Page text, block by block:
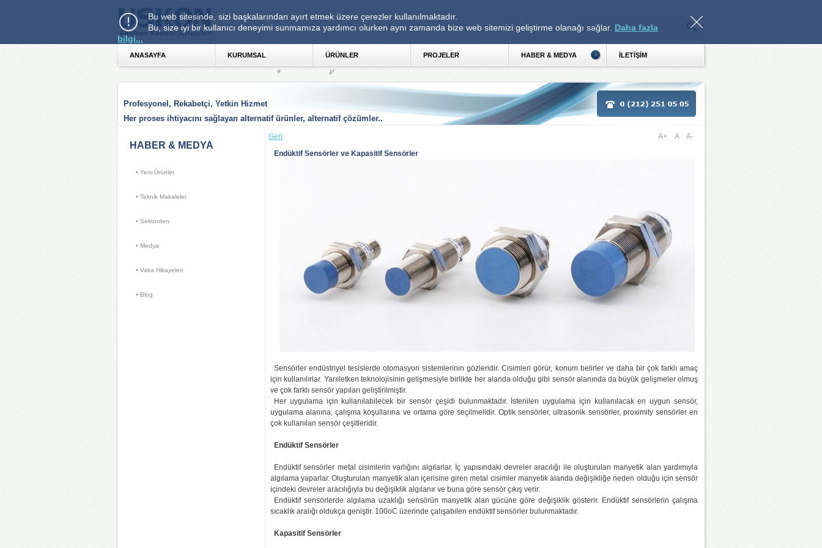
Bu web sitesinde, sizi başkalarından ayırt etmek üzere çerezler kullanılmaktadır.
Bu, size iyi bir kullanıcı deneyimi sunmamıza yardımcı olurken aynı zamanda bize web sitemizi geliştirme olanağı sağlar. Daha fazla
bilgi...
ANASAYFA KURUMSAL ÜRÜNLER PROJELER HABER & MEDYA İLETİŞİM
Profesyonel, Rekabetçi, Yetkin Hizmet
Her proses ihtiyacını sağlayan alternatif ürünler, alternatif çözümler..
HABER & MEDYA
• Yeni Ürünler
• Teknik Makaleler
• Sektörden
• Medya
• Vaka Hikayeleri
• Blog
Geri A+ A
A-
Endüktif Sensörler ve Kapasitif Sensörler
Sensörler endüstriyel tesislerde otomasyon sistemlerinin gözleridir. Cisimleri görür, konum belirler ve daha bir çok farklı amaç
için kullanılırlar. Yarıiletken teknolojisinin gelişmesiyle birlikte her alanda olduğu gibi sensör alanında da büyük gelişmeler olmuş
ve çok farklı sensör yapıları geliştirilmiştir.
Her uygulama için kullanılabilecek bir sensör çeşidi bulunmaktadır. İstenilen uygulama için kullanılacak en uygun sensör,
uygulama alanına, çalışma koşullarına ve ortama göre seçilmelidir. Optik sensörler, ultrasonik sensörler, proximity sensörler en
çok kullanılan sensör çeşitleridir.
Endüktif Sensörler
Endüktif sensörler metal cisimlerin varlığını algılarlar. İç yapısındaki devreler aracılığı ile oluşturulan manyetik alan yardımıyla
algılama yaparlar. Oluşturulan manyetik alan içerisine giren metal cisimler manyetik alanda değişikliğe neden olduğu için sensör
içindeki devreler aracılığıyla bu değişiklik algılanır ve buna göre sensör çıkış verir.
Endüktif sensörlerde algılama uzaklığı sensörün manyetik alan gücüne göre değişiklik gösterir. Endüktif sensörlerin çalışma
sıcaklık aralığı oldukça geniştir. 100oC üzerinde çalışabilen endüktif sensörler bulunmaktadır.
Kapasitif Sensörler